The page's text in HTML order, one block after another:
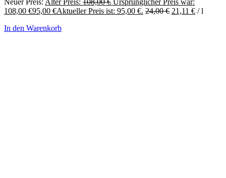
Neuer Preis: Alter Preis: 108,00€ Ursprünglicher Preis war:
108,00 €95,00 €Aktueller Preis ist: 95,00 €. 24,00€ 21,11 € /l
In den Warenkorb